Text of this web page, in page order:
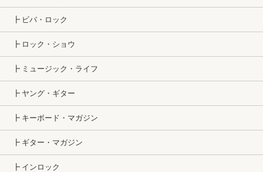
┣ ビバ・ロック
┣ ロック・ショウ
┣ ミュージック・ライフ
┣ ヤング・ギター
┣ キーボード・マガジン
┣ ギター・マガジン
┣ インロック